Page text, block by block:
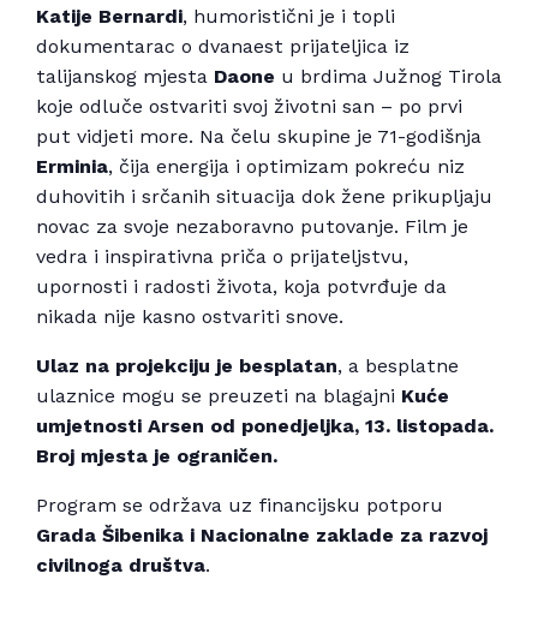
Katije Bernardi, humoristični je i topli
dokumentarac o dvanaest prijateljica iz
talijanskog mjesta Daone u brdima Južnog Tirola
koje odluče ostvariti svoj životni san – po prvi
put vidjeti more. Na čelu skupine je 71-godišnja
Erminia, čija energija i optimizam pokreću niz
duhovitih i srčanih situacija dok žene prikupljaju
novac za svoje nezaboravno putovanje. Film je
vedra i inspirativna priča o prijateljstvu,
upornosti i radosti života, koja potvrđuje da
nikada nije kasno ostvariti snove.
Ulaz na projekciju je besplatan, a besplatne
ulaznice mogu se preuzeti na blagajni Kuće
umjetnosti Arsen od ponedjeljka, 13. listopada.
Broj mjesta je ograničen.
Program se održava uz financijsku potporu
Grada Šibenika i Nacionalne zaklade za razvoj
civilnoga društva.